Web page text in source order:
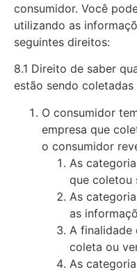
consumidor. Você
utilizando as
seguintes direitos:
8.1 Direito de saber
estão sendo coletadas
O consumidor
empresa que
o consumidor
As
que coletou
As
as
A finalidade
coleta ou
As